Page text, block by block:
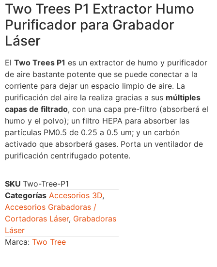
Two Trees P1 Extractor Humo
Purificador para Grabador
Láser
El Two Trees P1 es un extractor de humo y purificador
de aire bastante potente que se puede conectar a la
corriente para dejar un espacio limpio de aire. La
purificación del aire la realiza gracias a sus múltiples
capas de filtrado, con una capa pre-filtro (absorberá el
humo y el polvo); un filtro HEPA para absorber las
partículas PM0.5 de 0.25 a 0.5 um; y un carbón
activado que absorberá gases. Porta un ventilador de
purificación centrifugado potente.
SKU Two-Tree-P1
Categorías Accesorios 3D,
Accesorios Grabadoras /
Cortadoras Láser, Grabadoras
Láser
Marca: Two Tree